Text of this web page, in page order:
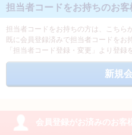
担当者コードをお持ちのお客
担当者コードをお持ちの方は、こちら
既に会員登録済みで担当者コードをお
「担当者コード登録・変更」より登録
会員登録がお済みのお客様